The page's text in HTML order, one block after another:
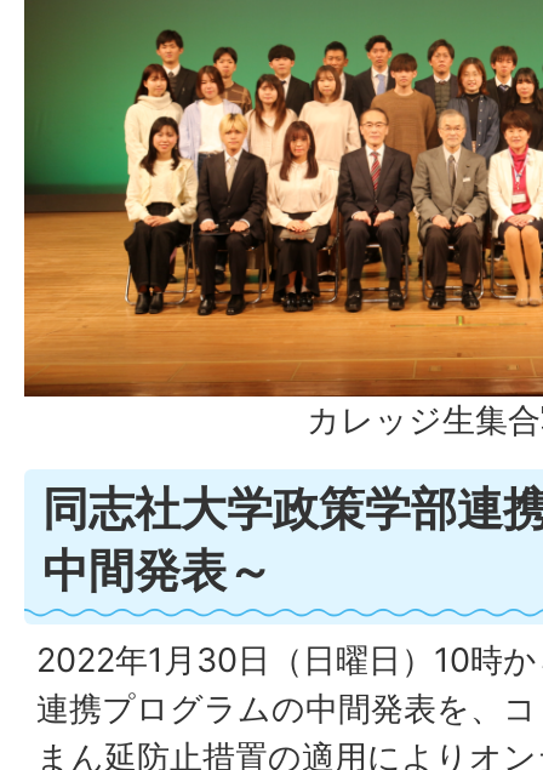
カレッジ生集
同志社大学政策学部連
中間発表～
2022年1月30日（日曜日）10時
連携プログラムの中間発表を、
まん延防止措置の適用によりオ